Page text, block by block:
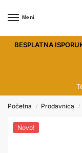
Meni
BESPLATNA
Početna / Prodavnica /
Novo!